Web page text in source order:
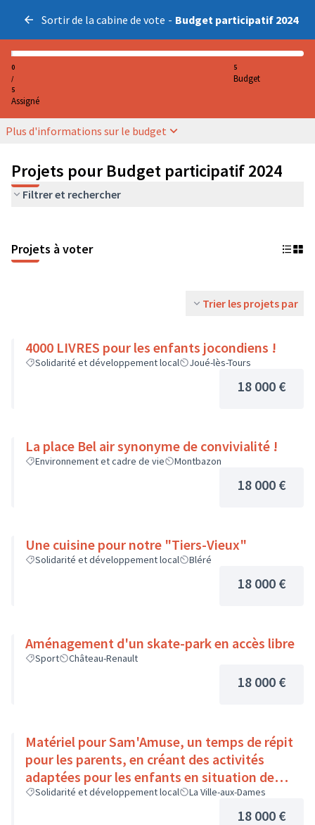
Sortir de la cabine de vote - Budget participatif 2024
0
/
5
Assigné
5
Budget
Plus d'informations sur le budget
Projets pour Budget participatif 2024
Filtrer et rechercher
Projets à voter
Trier les projets par
4000 LIVRES pour les enfants jocondiens !
Solidarité et développement local Joué-lès-Tours
18 000 €
La place Bel air synonyme de convivialité !
Environnement et cadre de vie Montbazon
18 000 €
Une cuisine pour notre "Tiers-Vieux"
Solidarité et développement local Bléré
18 000 €
Aménagement d'un skate-park en accès libre
Sport Château-Renault
18 000 €
Matériel pour Sam'Amuse, un temps de répit
pour les parents, en créant des activités
adaptées pour les enfants en situation de
handicap
Solidarité et développement local La Ville-aux-Dames
18 000 €